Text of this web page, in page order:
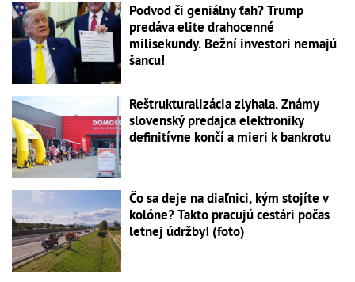
Podvod či geniálny ťah? Trump
predáva elite drahocenné
milisekundy. Bežní investori nemajú
šancu!
Reštrukturalizácia zlyhala. Známy
slovenský predajca elektroniky
definitívne končí a mieri k bankrotu
Čo sa deje na diaľnici, kým stojíte v
kolóne? Takto pracujú cestári počas
letnej údržby! (foto)